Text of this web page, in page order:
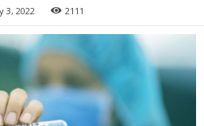
3, 2022 2111